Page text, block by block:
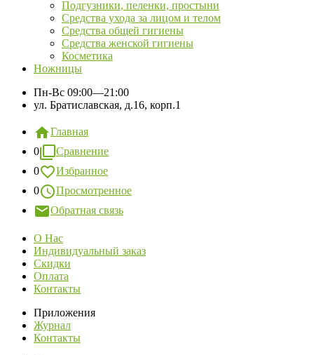
Подгузники, пеленки, простыни
Средства ухода за лицом и телом
Средства общей гигиены
Средства женской гигиены
Косметика
Ножницы
Пн-Вс 09:00—21:00
ул. Братиславская, д.16, корп.1
Главная
0
Сравнение
0
Избранное
0
Просмотренное
Обратная связь
О Нас
Индивидуальный заказ
Скидки
Оплата
Контакты
Приложения
Журнал
Контакты